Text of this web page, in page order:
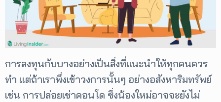
เพิ่ม
เติม
เรา
เงื่อนไข
ให้
การลงทุนกับบางอย่างเป็นสิ่งที่แนะนำให้ทุกคนควร
ทำ แต่ถ้าเราพึ่งเข้าวงการนั้นๆ อย่างอสังหาริมทรัพย์
เช่น การปล่อยเช่าคอนโด ซึ่งน้องใหม่อาจจะยังไม่